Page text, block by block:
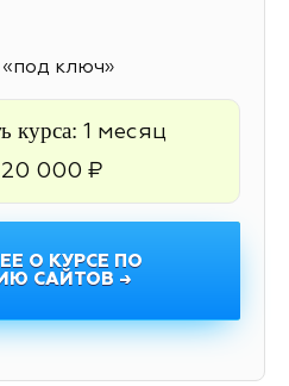
ключ»
курса: 1 месяц
20 000 ₽
О КУРСЕ ПО
САЙТОВ →